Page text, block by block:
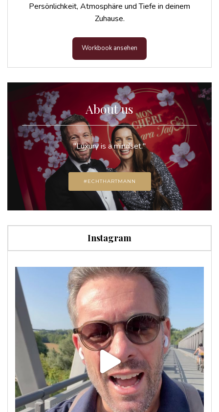
Persönlichkeit, Atmosphäre und Tiefe in deinem
Zuhause.
Workbook ansehen
About us
"Luxury is a mindset."
#ECHTHARTMANN
Instagram